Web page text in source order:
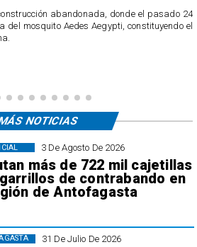
abandonada, donde el pasado 24
mosquito Aedes Aegypti, constituyendo el
3 De Agosto De 2026
más de 722 mil cajetillas
de contrabando en
de Antofagasta
31 De Julio De 2026
NOTICIAS